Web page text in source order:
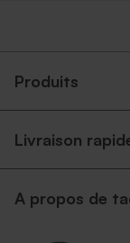
Produits
Livraison
A propos de